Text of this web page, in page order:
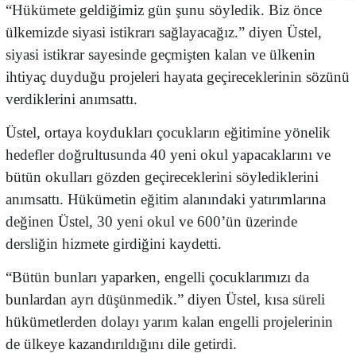
“Hükümete geldiğimiz gün şunu söyledik. Biz önce
ülkemizde siyasi istikrarı sağlayacağız.” diyen Üstel,
siyasi istikrar sayesinde geçmişten kalan ve ülkenin
ihtiyaç duyduğu projeleri hayata geçireceklerinin sözünü
verdiklerini anımsattı.
Üstel, ortaya koydukları çocukların eğitimine yönelik
hedefler doğrultusunda 40 yeni okul yapacaklarını ve
bütün okulları gözden geçireceklerini söylediklerini
anımsattı. Hükümetin eğitim alanındaki yatırımlarına
değinen Üstel, 30 yeni okul ve 600’ün üzerinde
dersliğin hizmete girdiğini kaydetti.
“Bütün bunları yaparken, engelli çocuklarımızı da
bunlardan ayrı düşünmedik.” diyen Üstel, kısa süreli
hükümetlerden dolayı yarım kalan engelli projelerinin
de ülkeye kazandırıldığını dile getirdi.